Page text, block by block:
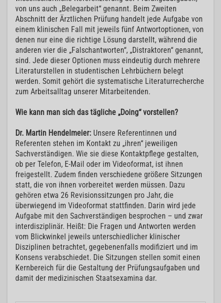
von uns auch „Belegarbeit“ genannt. Beim Zweiten
Abschnitt der Ärztlichen Prüfung handelt jede Aufgabe von
einem klinischen Fall mit jeweils fünf Antwortoptionen, von
denen nur eine die richtige Lösung darstellt, während die
anderen vier die „Falschantworten“, „Distraktoren“ genannt,
sind. Jede dieser Optionen muss eindeutig durch mehrere
Literaturstellen in studentischen Lehrbüchern belegt
werden. Somit gehört die systematische Literaturrecherche
zum Arbeitsalltag unserer Mitarbeitenden.
Wie kann man sich das tägliche „Doing“ vorstellen?
Dr. Martin Hendelmeier: Unsere Referentinnen und
Referenten stehen im Kontakt zu „ihren“ jeweiligen
Sachverständigen. Wie sie diese Kontaktpflege gestalten,
ob per Telefon, E-Mail oder im Videoformat, ist ihnen
freigestellt. Zudem finden verschiedene größere Sitzungen
statt, die von ihnen vorbereitet werden müssen. Dazu
gehören etwa 26 Revisionssitzungen pro Jahr, die
überwiegend im Videoformat stattfinden. Darin wird jede
Aufgabe mit den Sachverständigen besprochen – und zwar
interdisziplinär. Heißt: Die Fragen und Antworten werden
vom Blickwinkel jeweils unterschiedlicher klinischer
Disziplinen betrachtet, gegebenenfalls modifiziert und im
Konsens verabschiedet. Die Sitzungen stellen somit einen
Kernbereich für die Gestaltung der Prüfungsaufgaben und
damit der medizinischen Staatsexamina dar.